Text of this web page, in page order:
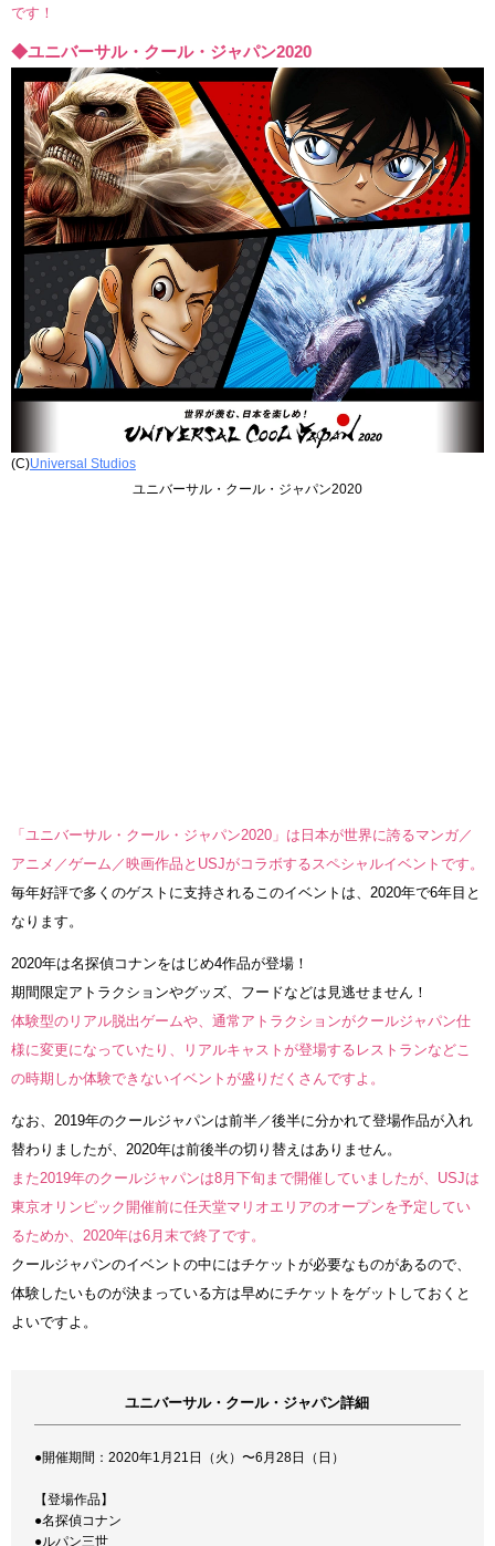
です！
◆ユニバーサル・クール・ジャパン2020
(C)Universal Studios
ユニバーサル・クール・ジャパン2020
「ユニバーサル・クール・ジャパン2020」は日本が世界に誇るマンガ／
アニメ／ゲーム／映画作品とUSJがコラボするスペシャルイベントです。
毎年好評で多くのゲストに支持されるこのイベントは、2020年で6年目と
なります。
2020年は名探偵コナンをはじめ4作品が登場！
期間限定アトラクションやグッズ、フードなどは見逃せません！
体験型のリアル脱出ゲームや、通常アトラクションがクールジャパン仕
様に変更になっていたり、リアルキャストが登場するレストランなどこ
の時期しか体験できないイベントが盛りだくさんですよ。
なお、2019年のクールジャパンは前半／後半に分かれて登場作品が入れ
替わりましたが、2020年は前後半の切り替えはありません。
また2019年のクールジャパンは8月下旬まで開催していましたが、USJは
東京オリンピック開催前に任天堂マリオエリアのオープンを予定してい
るためか、2020年は6月末で終了です。
クールジャパンのイベントの中にはチケットが必要なものがあるので、
体験したいものが決まっている方は早めにチケットをゲットしておくと
よいですよ。
ユニバーサル・クール・ジャパン詳細
●開催期間：2020年1月21日（火）〜6月28日（日）
【登場作品】
●名探偵コナン
●ルパン三世